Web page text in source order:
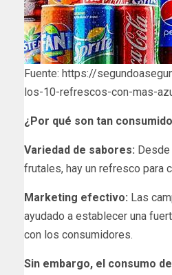
Fuente: https://
los-10-refrescos-con-mas-
¿Por qué son tan
Variedad de sabores:
frutales, hay un refresco para
Marketing efectivo: Las
ayudado a establecer una
con los consumidores.
Sin embargo, el consumo